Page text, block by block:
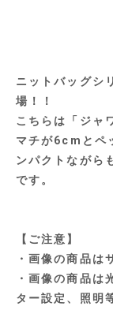
ニットバッグシ
場！！
こちらは「ジャ
マチが6cmとペ
ンパクトながら
です。
【ご注意】
・画像の商品は
・画像の商品は
ター設定、照明